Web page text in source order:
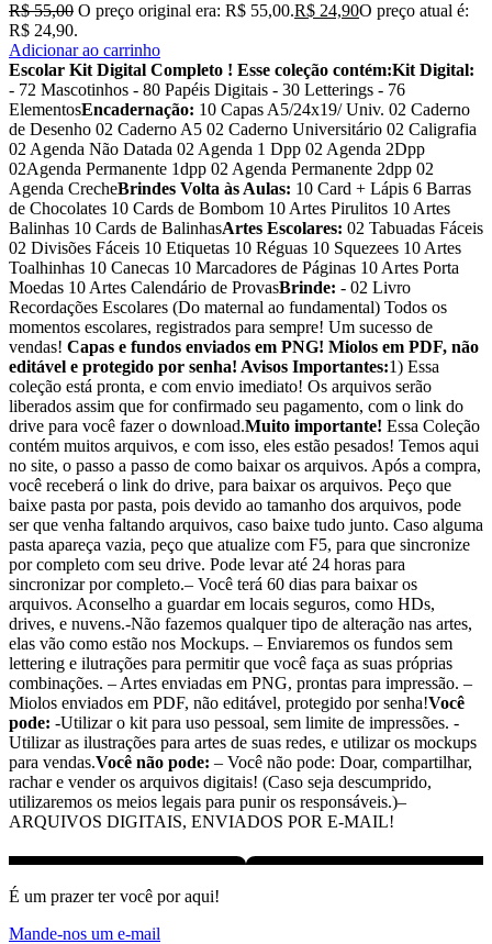
R$55,00 O preço original era: R$ 55,00.R$ 24,90O preço atual é:
R$ 24,90.
Adicionar ao carrinho
Escolar Kit Digital Completo ! Esse coleção contém:Kit Digital:
- 72 Mascotinhos - 80 Papéis Digitais - 30 Letterings - 76
ElementosEncadernação: 10 Capas A5/24x19/ Univ. 02 Caderno
de Desenho 02 Caderno A5 02 Caderno Universitário 02 Caligrafia
02 Agenda Não Datada 02 Agenda 1 Dpp 02 Agenda 2Dpp
02Agenda Permanente 1dpp 02 Agenda Permanente 2dpp 02
Agenda CrecheBrindes Volta às Aulas: 10 Card + Lápis 6 Barras
de Chocolates 10 Cards de Bombom 10 Artes Pirulitos 10 Artes
Balinhas 10 Cards de BalinhasArtes Escolares: 02 Tabuadas Fáceis
02 Divisões Fáceis 10 Etiquetas 10 Réguas 10 Squezees 10 Artes
Toalhinhas 10 Canecas 10 Marcadores de Páginas 10 Artes Porta
Moedas 10 Artes Calendário de ProvasBrinde: - 02 Livro
Recordações Escolares (Do maternal ao fundamental) Todos os
momentos escolares, registrados para sempre! Um sucesso de
vendas! Capas e fundos enviados em PNG! Miolos em PDF, não
editável e protegido por senha! Avisos Importantes:1) Essa
coleção está pronta, e com envio imediato! Os arquivos serão
liberados assim que for confirmado seu pagamento, com o link do
drive para você fazer o download.Muito importante! Essa Coleção
contém muitos arquivos, e com isso, eles estão pesados! Temos aqui
no site, o passo a passo de como baixar os arquivos. Após a compra,
você receberá o link do drive, para baixar os arquivos. Peço que
baixe pasta por pasta, pois devido ao tamanho dos arquivos, pode
ser que venha faltando arquivos, caso baixe tudo junto. Caso alguma
pasta apareça vazia, peço que atualize com F5, para que sincronize
por completo com seu drive. Pode levar até 24 horas para
sincronizar por completo.– Você terá 60 dias para baixar os
arquivos. Aconselho a guardar em locais seguros, como HDs,
drives, e nuvens.-Não fazemos qualquer tipo de alteração nas artes,
elas vão como estão nos Mockups. – Enviaremos os fundos sem
lettering e ilutrações para permitir que você faça as suas próprias
combinações. – Artes enviadas em PNG, prontas para impressão. –
Miolos enviados em PDF, não editável, protegido por senha!Você
pode: -Utilizar o kit para uso pessoal, sem limite de impressões. -
Utilizar as ilustrações para artes de suas redes, e utilizar os mockups
para vendas.Você não pode: – Você não pode: Doar, compartilhar,
rachar e vender os arquivos digitais! (Caso seja descumprido,
utilizaremos os meios legais para punir os responsáveis.)–
ARQUIVOS DIGITAIS, ENVIADOS POR E-MAIL!
É um prazer ter você por aqui!
Mande-nos um e-mail